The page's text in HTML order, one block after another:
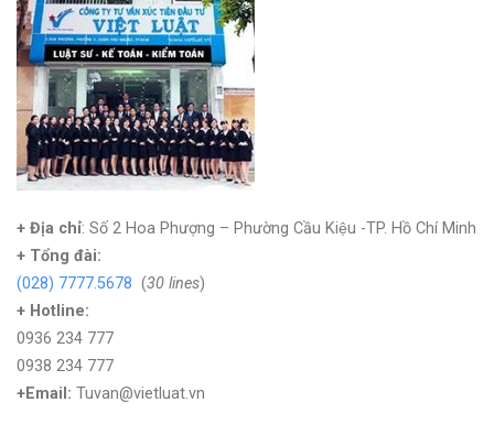
+ Địa chỉ: Số 2 Hoa Phượng – Phường Cầu Kiệu -TP. Hồ Chí Minh
+ Tổng đài:
(028) 7777.5678 (30 lines)
+ Hotline:
0936 234 777
0938 234 777
+Email: Tuvan@vietluat.vn